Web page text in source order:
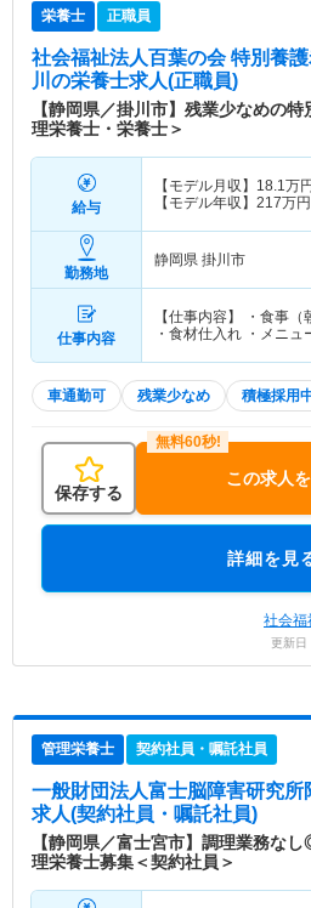
栄養士 正職員
社会福祉法人百葉の会 特別養
川 の栄養士求人(正職員)
【静岡県／掛川市】残業少なめの
理栄養士・栄養士＞
給与
【モデル月収】 18.1万
【モデル年収】 217万
勤務地
静岡県 掛川市
仕事内容
【仕事内容】 ・食事
・食材仕入れ ・メニ
車通勤可 残業少なめ 積極採用
保存する
この求人
詳細を見
社会福
更新
管理栄養士 契約社員・嘱託社員
一般財団法人富士脳障害研究所
求人(契約社員・嘱託社員)
【静岡県／富士宮市】調理業務な
理栄養士募集＜契約社員＞